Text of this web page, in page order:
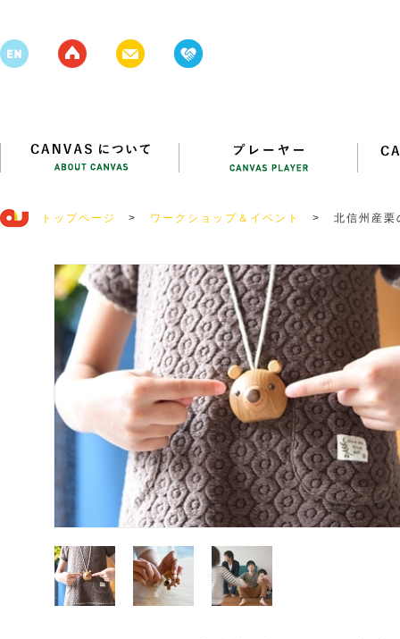
トップページ > ワークショップ＆イベント > 北信州産栗